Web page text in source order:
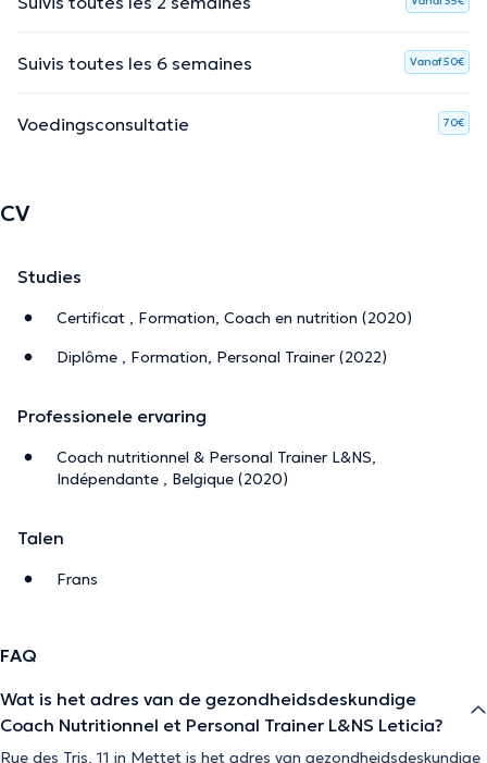
Suivis toutes les 6 semaines Vanaf 50€
Voedingsconsultatie 70€
CV
Studies
Certificat , Formation, Coach en nutrition (2020)
Diplôme , Formation, Personal Trainer (2022)
Professionele ervaring
Coach nutritionnel & Personal Trainer L&NS,
Indépendante , Belgique (2020)
Talen
Frans
FAQ
Wat is het adres van de gezondheidsdeskundige
Coach Nutritionnel et Personal Trainer L&NS Leticia?
Rue des Tris, 11 in Mettet is het adres van gezondheidsdeskundige